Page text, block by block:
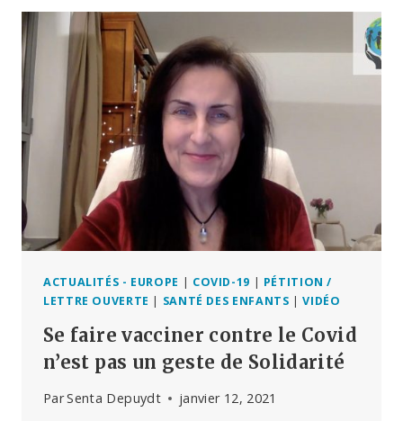
POSITIONS
SUR
LES
VACCINS
À
SA
FAMILLE
ACTUALITÉS - EUROPE | COVID-19 | PÉTITION /
LETTRE OUVERTE | SANTÉ DES ENFANTS |VIDÉO
Se faire vacciner contre le Covid
n’est pas un geste de Solidarité
ParSenta Depuydt janvier 12, 2021